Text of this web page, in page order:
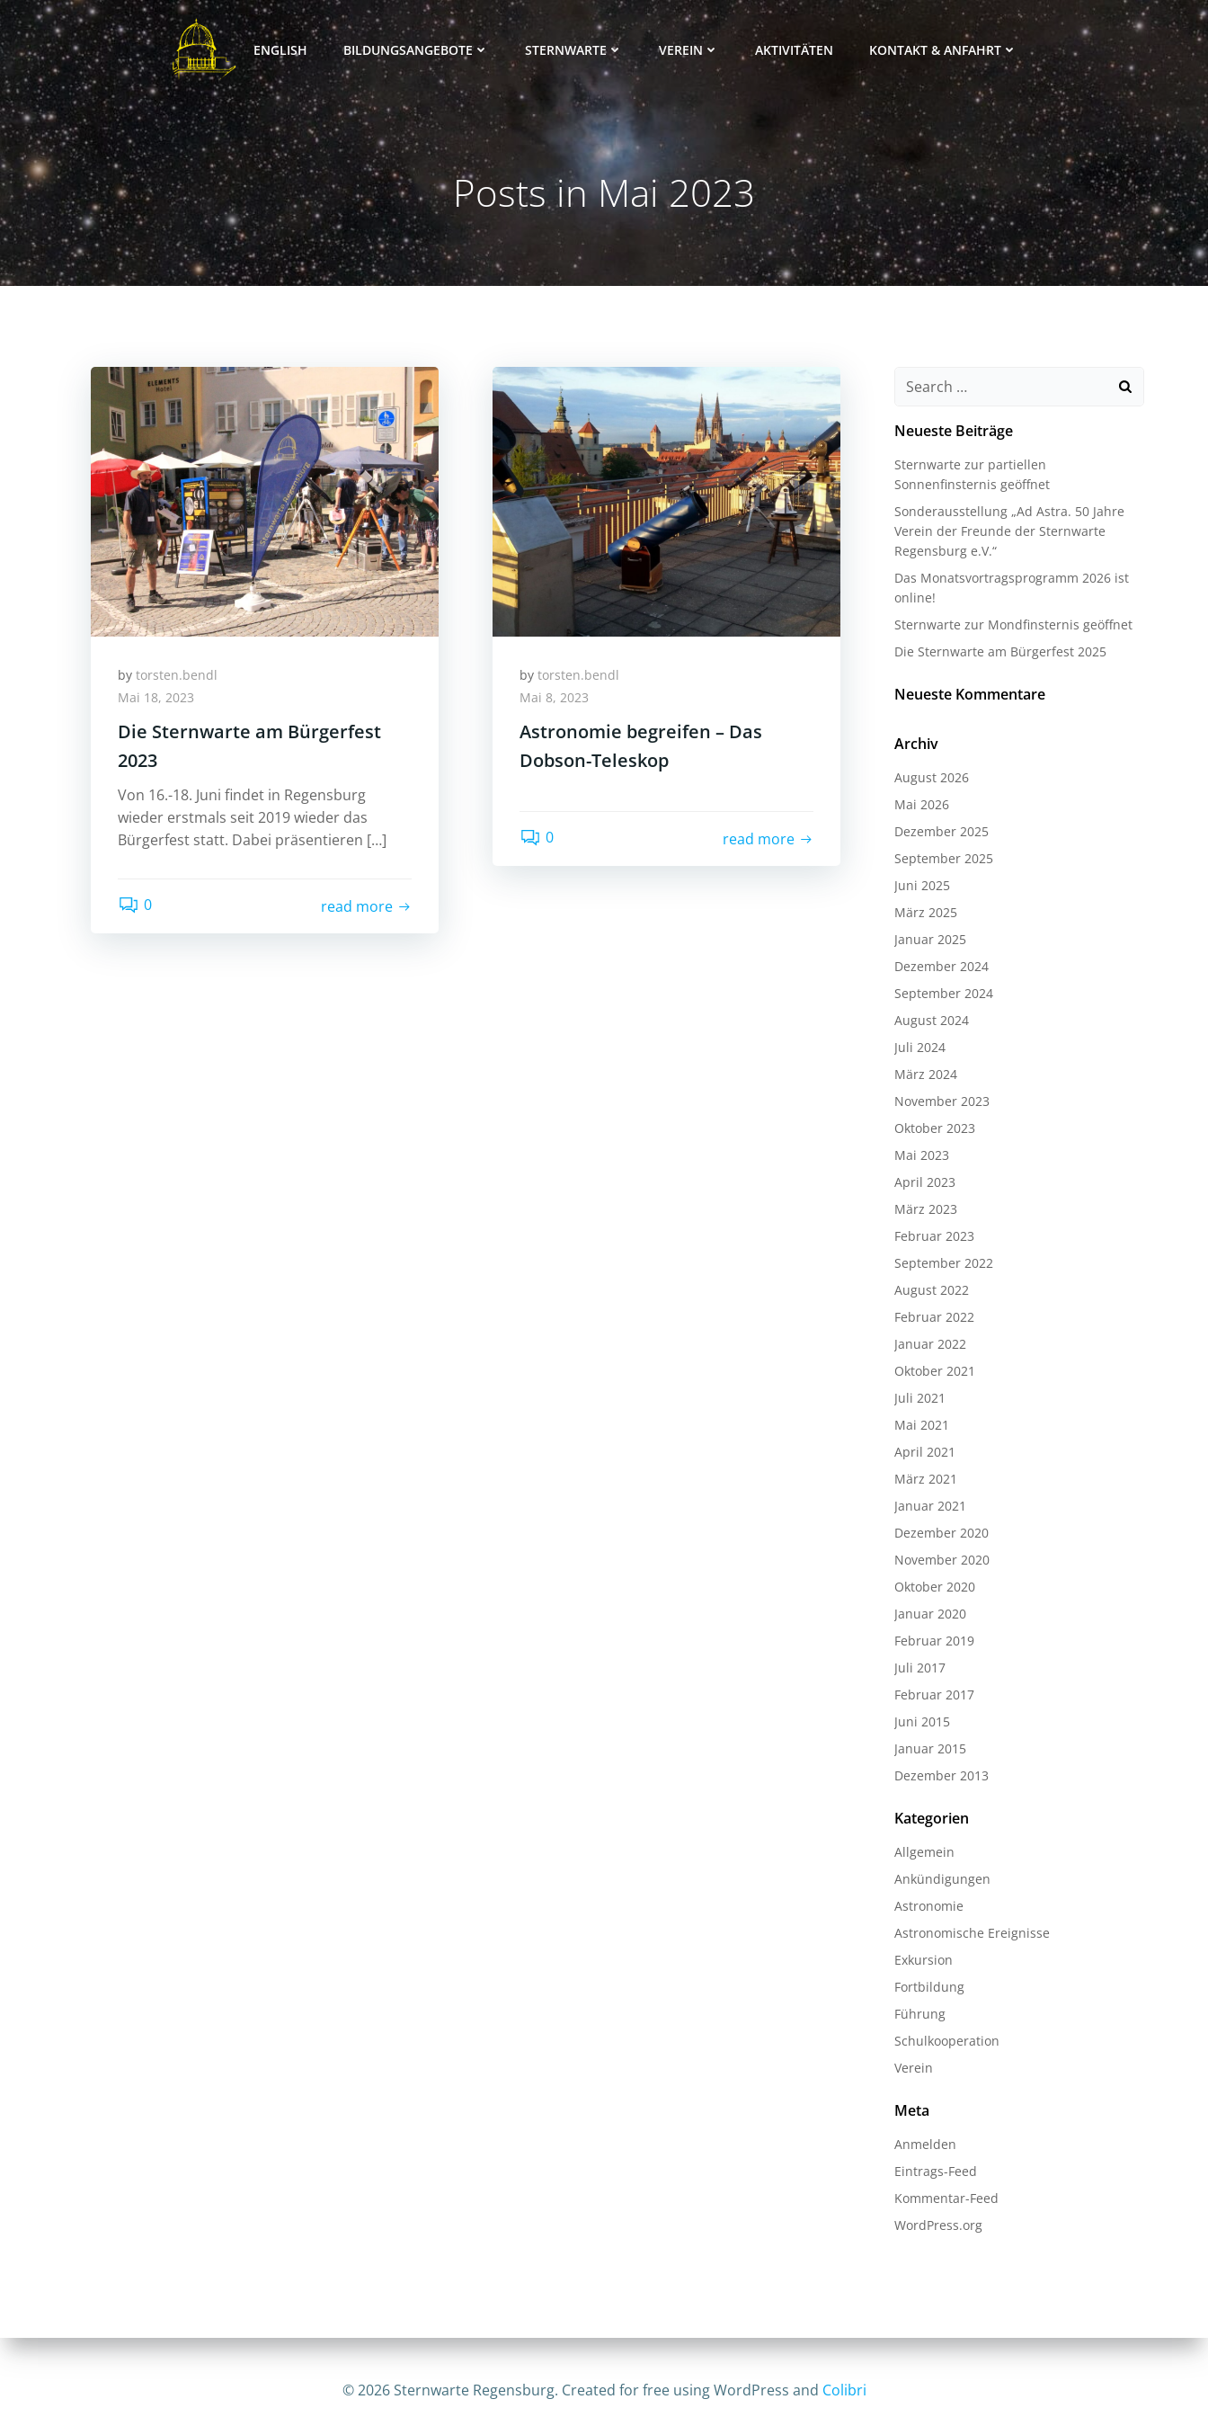
Zum
Inhalt
springen
ENGLISH BILDUNGSANGEBOTE STERNWARTE VEREIN AKTIVITÄTEN KONTAKT & ANFAHRT
Posts in Mai 2023
by torsten.bendl
Mai 18, 2023
Die Sternwarte am Bürgerfest
2023
Von 16.-18. Juni findet in Regensburg
wieder erstmals seit 2019 wieder das
Bürgerfest statt. Dabei präsentieren […]
0 read more
by torsten.bendl
Mai 8, 2023
Astronomie begreifen – Das
Dobson-Teleskop
0 read more
Search
Neueste Beiträge
Sternwarte zur partiellen
Sonnenfinsternis geöffnet
Sonderausstellung „Ad Astra. 50 Jahre
Verein der Freunde der Sternwarte
Regensburg e.V.“
Das Monatsvortragsprogramm 2026 ist
online!
Sternwarte zur Mondfinsternis geöffnet
Die Sternwarte am Bürgerfest 2025
Neueste Kommentare
Archiv
August 2026
Mai 2026
Dezember 2025
September 2025
Juni 2025
März 2025
Januar 2025
Dezember 2024
September 2024
August 2024
Juli 2024
März 2024
November 2023
Oktober 2023
Mai 2023
April 2023
März 2023
Februar 2023
September 2022
August 2022
Februar 2022
Januar 2022
Oktober 2021
Juli 2021
Mai 2021
April 2021
März 2021
Januar 2021
Dezember 2020
November 2020
Oktober 2020
Januar 2020
Februar 2019
Juli 2017
Februar 2017
Juni 2015
Januar 2015
Dezember 2013
Kategorien
Allgemein
Ankündigungen
Astronomie
Astronomische Ereignisse
Exkursion
Fortbildung
Führung
Schulkooperation
Verein
Meta
Anmelden
Eintrags-Feed
Kommentar-Feed
WordPress.org
© 2026 Sternwarte Regensburg. Created for free using WordPress and Colibri